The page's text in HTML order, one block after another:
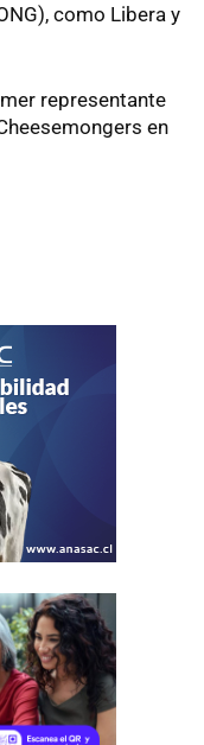
como Libera y
representante
en